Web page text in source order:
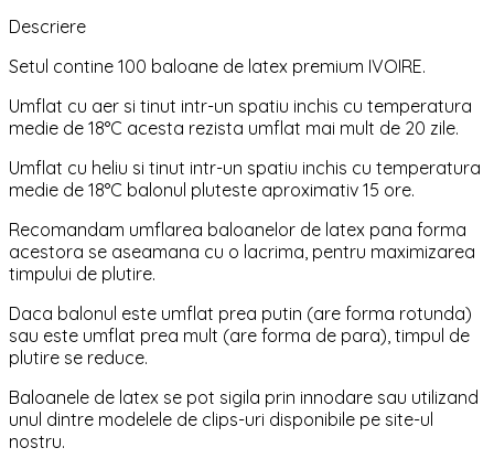
Descriere
Setul contine 100 baloane de latex premium IVOIRE.
Umflat cu aer si tinut intr-un spatiu inchis cu temperatura
medie de 18°C acesta rezista umflat mai mult de 20 zile.
Umflat cu heliu si tinut intr-un spatiu inchis cu temperatura
medie de 18°C balonul pluteste aproximativ 15 ore.
Recomandam umflarea baloanelor de latex pana forma
acestora se aseamana cu o lacrima, pentru maximizarea
timpului de plutire.
Daca balonul este umflat prea putin (are forma rotunda)
sau este umflat prea mult (are forma de para), timpul de
plutire se reduce.
Baloanele de latex se pot sigila prin innodare sau utilizand
unul dintre modelele de clips-uri disponibile pe site-ul
nostru.